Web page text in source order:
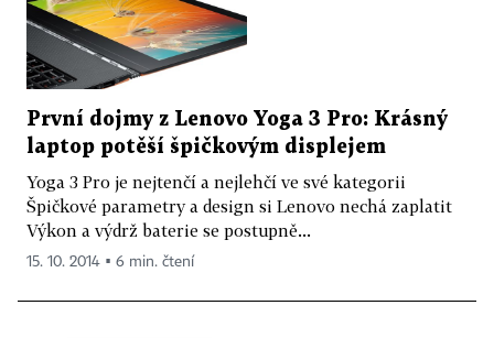
První dojmy z Lenovo Yoga 3 Pro: Krásný
laptop potěší špičkovým displejem
Yoga 3 Pro je nejtenčí a nejlehčí ve své kategorii
Špičkové parametry a design si Lenovo nechá zaplatit
Výkon a výdrž baterie se postupně...
15. 10. 2014 ▪ 6 min. čtení